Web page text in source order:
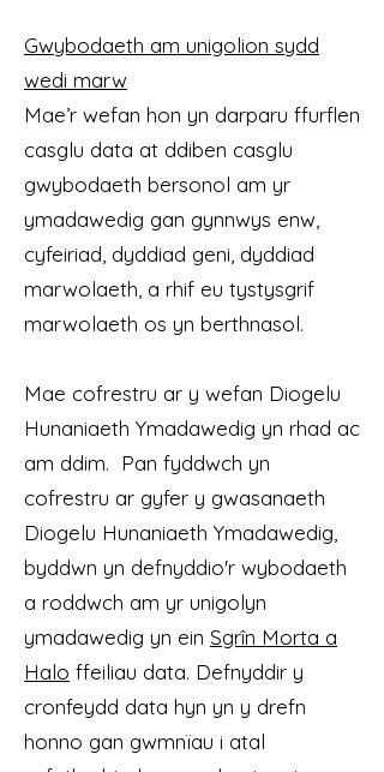
Gwybodaeth am unigolion sydd
wedi marw
Mae’r wefan hon yn darparu ffurflen
casglu data at ddiben casglu
gwybodaeth bersonol am yr
ymadawedig gan gynnwys enw,
cyfeiriad, dyddiad geni, dyddiad
marwolaeth, a rhif eu tystysgrif
marwolaeth os yn berthnasol.
Mae cofrestru ar y wefan Diogelu
Hunaniaeth Ymadawedig yn rhad ac
am ddim. Pan fyddwch yn
cofrestru ar gyfer y gwasanaeth
Diogelu Hunaniaeth Ymadawedig,
byddwn yn defnyddio'r wybodaeth
a roddwch am yr unigolyn
ymadawedig yn ein Sgrîn Morta a
Halo ffeiliau data. Defnyddir y
cronfeydd data hyn yn y drefn
honno gan gwmnïau i atal